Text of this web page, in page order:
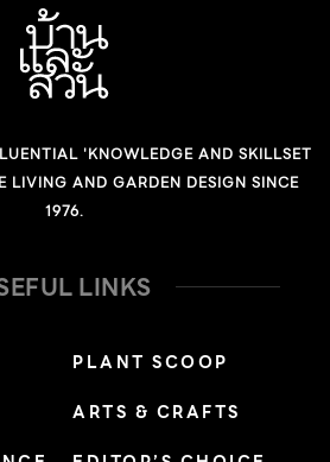
'KNOWLEDGE AND SKILLSET
LIVING AND GARDEN DESIGN SINCE
1976.
LINKS
PLANT SCOOP
ARTS & CRAFTS